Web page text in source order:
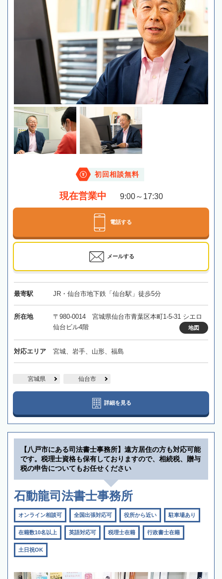
初回相談無料
現在営業中 9:00～17:30
電話する
メールする
最寄駅 JR・仙台市地下鉄「仙台駅」徒歩5分
所在地
〒980-0014 宮城県仙台市青葉区本町1-5-31 シエロ
仙台ビル4階
地図
対応エリア 宮城、岩手、山形、福島
宮城県 仙台市
詳細を見る
【八戸市にある司法書士事務所】遠方居住の方も対応可能
です。税理士資格も保有しておりますので、相続税、贈与
税の申告についてもお任せください
石動龍司法書士事務所
オンライン相談可 全国出張対応可 役所から近い 駐車場あり
在籍数10名以上 英語対応可 税理士在籍 行政書士在籍
土日祝OK